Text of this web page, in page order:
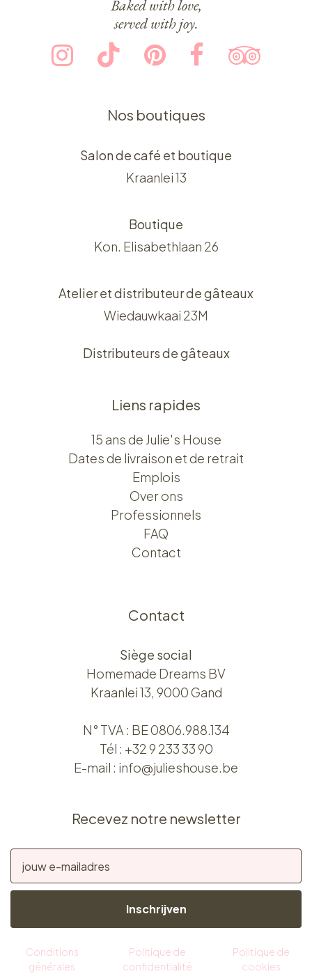
served with joy.
Nos boutiques
Salon de café et boutique
Kraanlei 13
Boutique
Wiedauwkaai 23M
Distributeurs de gâteaux
Liens rapides
Emplois
Professionnels
FAQ
Contact
Contact
Kraanlei 13, 9000 Gand
N° TVA : BE 0806.988.134
Tél :+32 9 233 33 90
Recevez notre newsletter